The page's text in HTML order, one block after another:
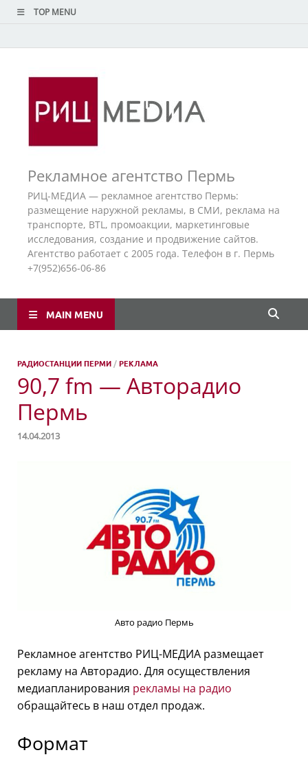
TOP MENU
Рекламное агентство Пермь
РИЦ-МЕДИА — рекламное агентство Пермь:
размещение наружной рекламы, в СМИ, реклама на
транспорте, BTL, промоакции, маркетинговые
исследования, создание и продвижение сайтов.
Агентство работает с 2005 года. Телефон в г. Пермь
+7(952)656-06-86
MAIN MENU
РАДИОСТАНЦИИ ПЕРМИ /РЕКЛАМА
90,7 fm — Авторадио
Пермь
14.04.2013
Авто радио Пермь
Рекламное агентство РИЦ-МЕДИА размещает
рекламу на Авторадио. Для осуществления
медиапланирования рекламы на радио
обращайтесь в наш отдел продаж.
Формат